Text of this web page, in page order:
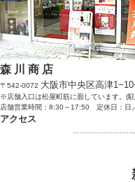
森 川 商 店
〒542-0072 大阪市中央区高津
※店舗入口は松屋町筋に面しています。(
店舗営業時間：8:30～17:50 定休日：日
アクセス